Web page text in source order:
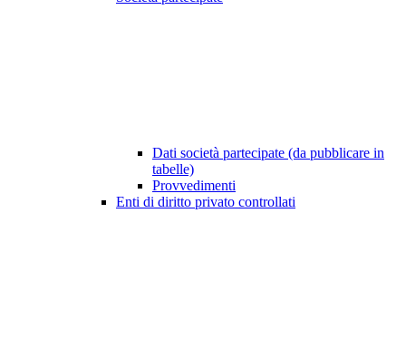
Dati società partecipate (da pubblicare in
tabelle)
Provvedimenti
Enti di diritto privato controllati